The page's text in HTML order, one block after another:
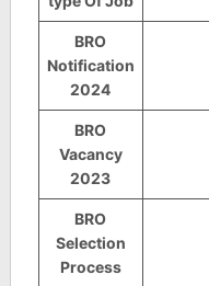
BRO
Notification
2024
BRO
Vacancy
2023
BRO
Selection
Process